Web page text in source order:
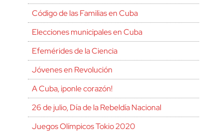
Código de las Familias en Cuba
Elecciones municipales en Cuba
Efemérides de la Ciencia
Jóvenes en Revolución
A Cuba, ¡ponle corazón!
26 de julio, Día de la Rebeldía Nacional
Juegos Olímpicos Tokio 2020